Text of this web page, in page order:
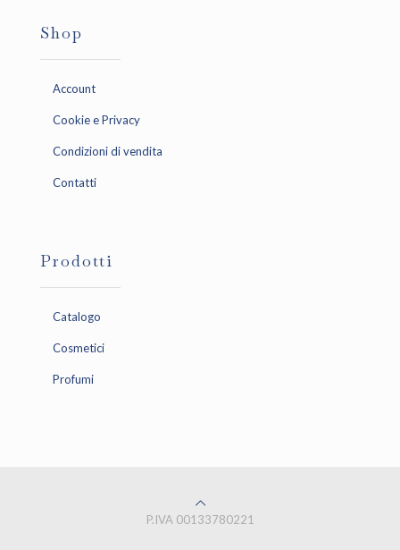
Shop
Account
Cookie e Privacy
Condizioni di vendita
Contatti
Prodotti
Catalogo
Cosmetici
Profumi
P.IVA 00133780221